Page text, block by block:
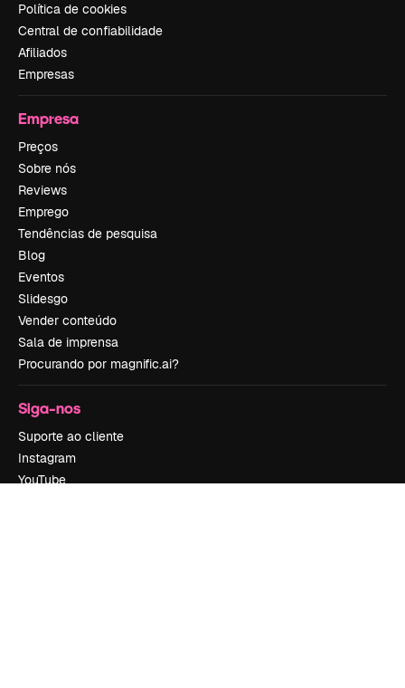
Política de cookies
Central de confiabilidade
Afiliados
Empresas
Empresa
Preços
Sobre nós
Reviews
Emprego
Tendências de pesquisa
Blog
Eventos
Slidesgo
Vender conteúdo
Sala de imprensa
Procurando por magnific.ai?
Siga-nos
Suporte ao cliente
Instagram
YouTube